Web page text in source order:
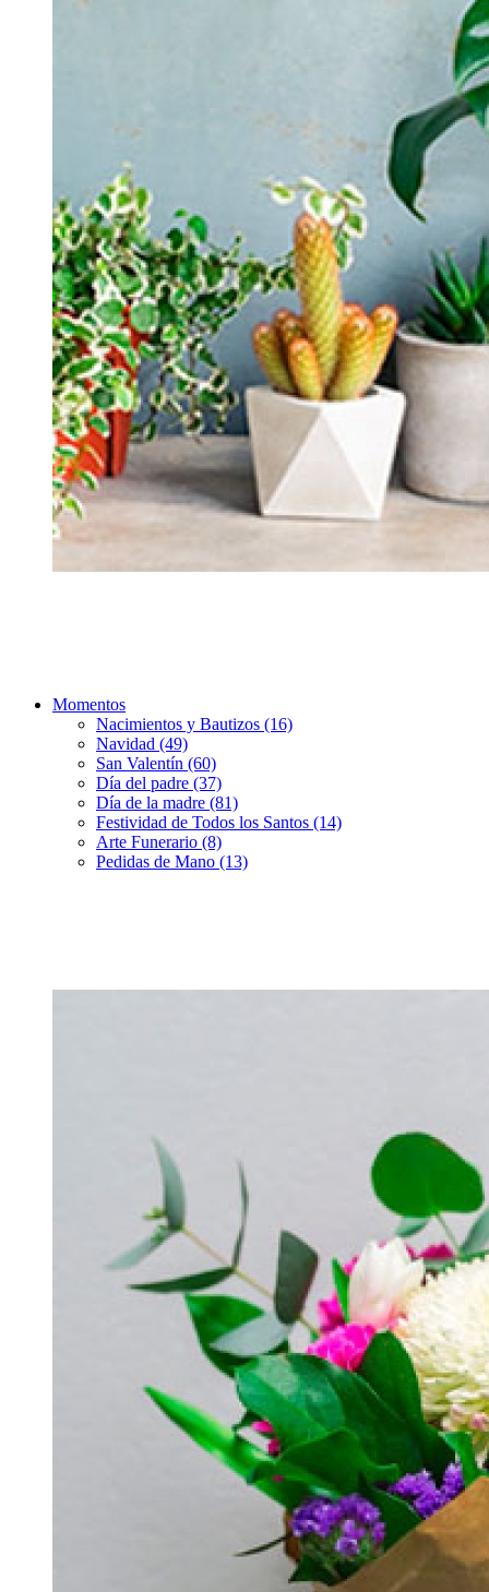
Momentos
Nacimientos y Bautizos (16)
Navidad (49)
San Valentín (60)
Día del padre (37)
Día de la madre (81)
Festividad de Todos los Santos (14)
Arte Funerario (8)
Pedidas de Mano (13)